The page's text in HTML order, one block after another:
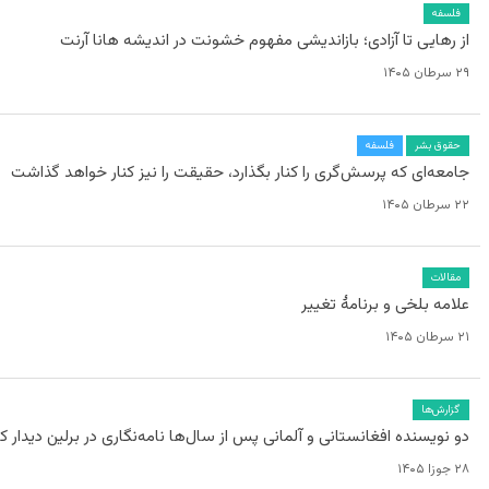
فلسفه
از رهایی تا آزادی؛ بازاندیشی مفهوم خشونت در اندیشه هانا آرنت
۲۹ سرطان ۱۴۰۵
حقوق بشر فلسفه
جامعه‌ای که پرسش‌گری را کنار بگذارد، حقیقت را نیز کنار خواهد گذاشت
۲۲ سرطان ۱۴۰۵
مقالات
علامه بلخی و برنامۀ تغییر
۲۱ سرطان ۱۴۰۵
گزارش‌ها
دو نویسنده افغانستانی و آلمانی پس از سال‌ها نامه‌نگاری در برلین دیدار
۲۸ جوزا ۱۴۰۵